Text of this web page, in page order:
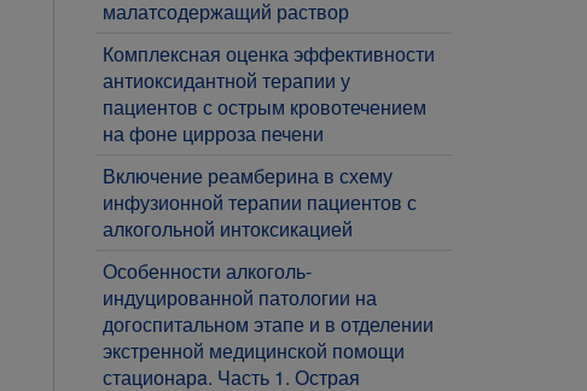
малатсодержащий раствор
Комплексная оценка эффективности
антиоксидантной терапии у
пациентов с острым кровотечением
на фоне цирроза печени
Включение реамберина в схему
инфузионной терапии пациентов с
алкогольной интоксикацией
Особенности алкоголь-
индуцированной патологии на
догоспитальном этапе и в отделении
экстренной медицинской помощи
стационарa. Часть 1. Острая